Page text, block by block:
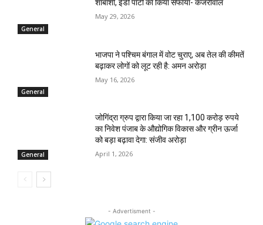
General
शाबाशी, ईडी पार्टी का किया सफाया- केजरीवाल
May 29, 2026
General
भाजपा ने पश्चिम बंगाल में वोट चुराए, अब तेल की कीमतें
बढ़ाकर लोगों को लूट रही है: अमन अरोड़ा
May 16, 2026
General
जोगिंद्रा ग्रुप द्वारा किया जा रहा 1,100 करोड़ रुपये
का निवेश पंजाब के औद्योगिक विकास और ग्रीन ऊर्जा
को बड़ा बढ़ावा देगा: संजीव अरोड़ा
April 1, 2026
- Advertisment -